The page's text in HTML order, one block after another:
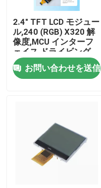
家
プロダクト
VRショー
私達について
2.4" TFT LCD モジュー
ル,240 (RGB) X320 解
像度,MCU インターフ
ェイス,ドライビング
IC ILI9340X,ALL ウォ
ーク,4LED
お問い合わせを送信